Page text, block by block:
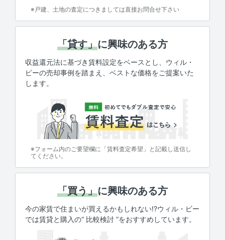
※戸建、土地の査定につきましては直接お問合せ下さい
「貸す」に興味のある方
収益還元法に基づき賃料設定をベースとし、ウィル・
ビーの売却事例を踏まえ、ベストな価格をご提案いた
します。
※フォーム内のご要望欄に「賃料査定希望」と記載し送信し
てください。
「買う」に興味のある方
今の家賃で住まいが買えるかもしれない!?ウィル・ビー
では賃貸と購入の“ 比較検討 ”をおすすめしています。